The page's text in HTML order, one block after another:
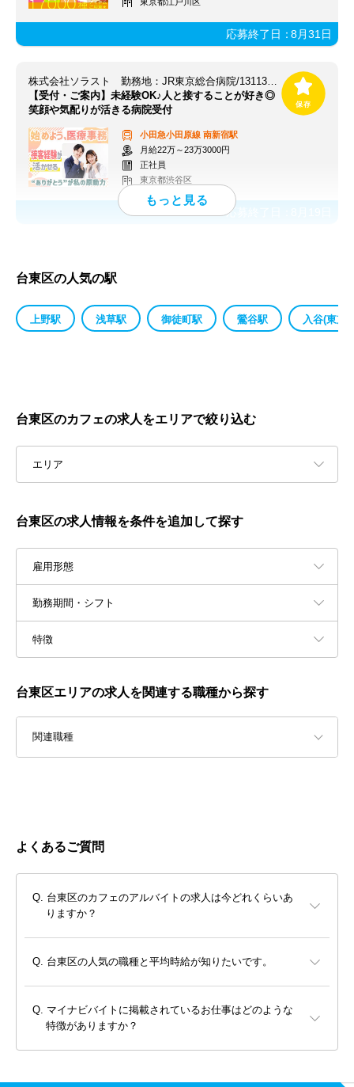
応募終了日：8月31日
株式会社ソラスト 勤務地：JR東京総合病院/1311370071-045
【受付・ご案内】未経験OK♪人と接することが好き◎
笑顔や気配りが活きる病院受付
小田急小田原線 南新宿駅
月給22万～23万3000円
正社員
東京都渋谷区
応募終了日：
台東区の人気の駅
上野駅 浅草駅 御徒町駅 鶯谷駅 入谷(東京
台東区のカフェの求人をエリアで絞り込む
エリア
台東区の求人情報を条件を追加して探す
雇用形態
勤務期間・シフト
特徴
台東区エリアの求人を関連する職種から探す
関連職種
よくあるご質問
台東区のカフェのアルバイトの求人は今どれくらいあ
りますか？
台東区の人気の職種と平均時給が知りたいです。
マイナビバイトに掲載されているお仕事はどのような
特徴がありますか？